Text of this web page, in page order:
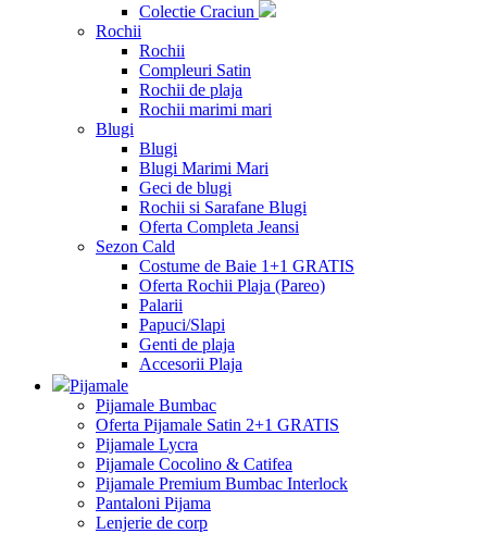
Colectie Craciun
Rochii
Rochii
Compleuri Satin
Rochii de plaja
Rochii marimi mari
Blugi
Blugi
Blugi Marimi Mari
Geci de blugi
Rochii si Sarafane Blugi
Oferta Completa Jeansi
Sezon Cald
Costume de Baie 1+1 GRATIS
Oferta Rochii Plaja (Pareo)
Palarii
Papuci/Slapi
Genti de plaja
Accesorii Plaja
Pijamale
Pijamale Bumbac
Oferta Pijamale Satin 2+1 GRATIS
Pijamale Lycra
Pijamale Cocolino & Catifea
Pijamale Premium Bumbac Interlock
Pantaloni Pijama
Lenjerie de corp